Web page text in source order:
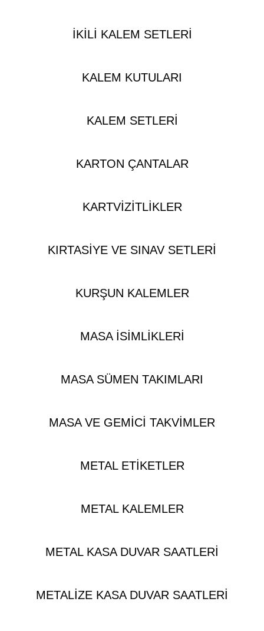
İKILI KALEM SETLERI
KALEM KUTULARI
KALEM SETLERI
KARTON ÇANTALAR
KARTVIZITLIKLER
KIRTASIYE VE SINAV SETLERI
KURŞUN KALEMLER
MASA İSIMLIKLERI
MASA SÜMEN TAKIMLARI
MASA VE GEMICI TAKVIMLER
METAL ETIKETLER
METAL KALEMLER
METAL KASA DUVAR SAATLERI
METALIZE KASA DUVAR SAATLERI